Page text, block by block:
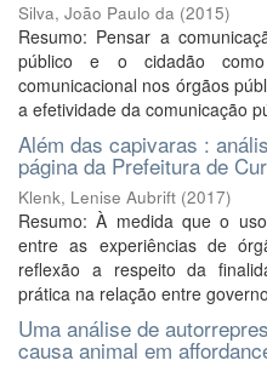
Silva, João Paulo da (2015)
Resumo: Pensar a
público e o cidadão
comunicacional nos órgãos
a efetividade da comunicação
Além das capivaras :
página da Prefeitura de
Klenk, Lenise Aubrift (2017)
Resumo: À medida que o
entre as experiências de
reflexão a respeito da
prática na relação entre
Uma análise de
causa animal em